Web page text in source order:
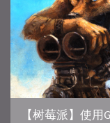
【树莓派】使用